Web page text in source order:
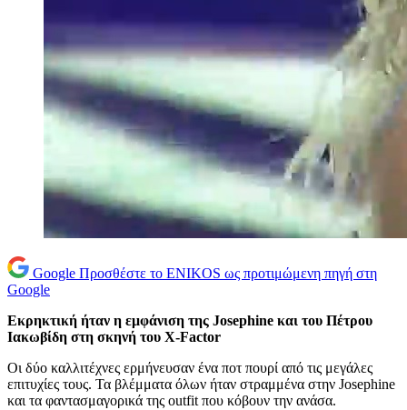
Google Προσθέστε το ENIKOS ως προτιμώμενη πηγή στη
Google
Εκρηκτική ήταν η εμφάνιση της Josephine και του Πέτρου
Ιακωβίδη στη σκηνή του X-Factor
Οι δύο καλλιτέχνες ερμήνευσαν ένα ποτ πουρί από τις μεγάλες
επιτυχίες τους. Τα βλέμματα όλων ήταν στραμμένα στην Josephine
και τα φαντασμαγορικά της outfit που κόβουν την ανάσα.